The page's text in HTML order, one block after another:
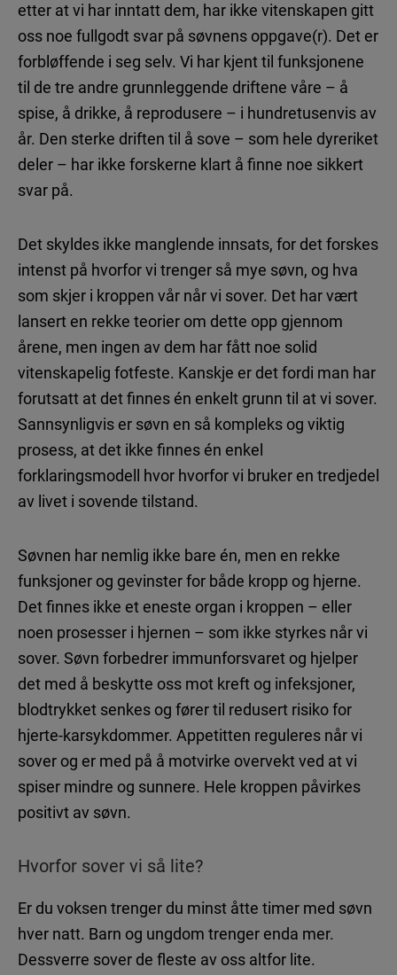
etter at vi har inntatt dem, har ikke vitenskapen gitt
oss noe fullgodt svar på søvnens oppgave(r). Det er
forbløffende i seg selv. Vi har kjent til funksjonene
til de tre andre grunnleggende driftene våre – å
spise, å drikke, å reprodusere – i hundretusenvis av
år. Den sterke driften til å sove – som hele dyreriket
deler – har ikke forskerne klart å finne noe sikkert
svar på.
Det skyldes ikke manglende innsats, for det forskes
intenst på hvorfor vi trenger så mye søvn, og hva
som skjer i kroppen vår når vi sover. Det har vært
lansert en rekke teorier om dette opp gjennom
årene, men ingen av dem har fått noe solid
vitenskapelig fotfeste. Kanskje er det fordi man har
forutsatt at det finnes én enkelt grunn til at vi sover.
Sannsynligvis er søvn en så kompleks og viktig
prosess, at det ikke finnes én enkel
forklaringsmodell hvor hvorfor vi bruker en tredjedel
av livet i sovende tilstand.
Søvnen har nemlig ikke bare én, men en rekke
funksjoner og gevinster for både kropp og hjerne.
Det finnes ikke et eneste organ i kroppen – eller
noen prosesser i hjernen – som ikke styrkes når vi
sover. Søvn forbedrer immunforsvaret og hjelper
det med å beskytte oss mot kreft og infeksjoner,
blodtrykket senkes og fører til redusert risiko for
hjerte-karsykdommer. Appetitten reguleres når vi
sover og er med på å motvirke overvekt ved at vi
spiser mindre og sunnere. Hele kroppen påvirkes
positivt av søvn.
Hvorfor sover vi så lite?
Er du voksen trenger du minst åtte timer med søvn
hver natt. Barn og ungdom trenger enda mer.
Dessverre sover de fleste av oss altfor lite.